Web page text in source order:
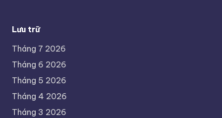
Lưu trữ
Tháng 7 2026
Tháng 6 2026
Tháng 5 2026
Tháng 4 2026
Tháng 3 2026